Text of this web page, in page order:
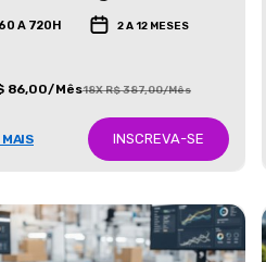
A 720H 2 A 12 MESES
86,00/Mês18X R$ 387,00/Mês
INSCREVA-SE